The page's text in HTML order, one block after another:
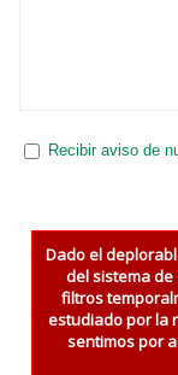
Recibir aviso de
Dado el
del sistema
filtros
estudiado por la
sentimos por